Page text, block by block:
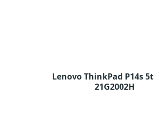
Lenovo ThinkPad P14s
21G2002H